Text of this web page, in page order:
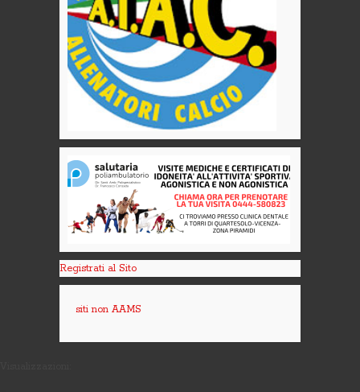
Registrati al Sito
siti non AAMS